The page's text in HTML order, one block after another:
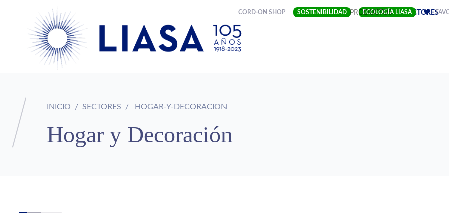
CORD-ON SHOP SOSTENIBILIDAD ECOLOGÍA LIASA
EMPRESA(CURRENT)
PRODUCTOS SECTORES
INICIO SECTORES HOGAR-Y-DECORACION
Hogar y Decoración